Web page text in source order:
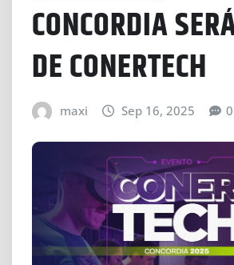
CONCORDIA
DE CONERTECH
maxi Sep 16, 2025 0